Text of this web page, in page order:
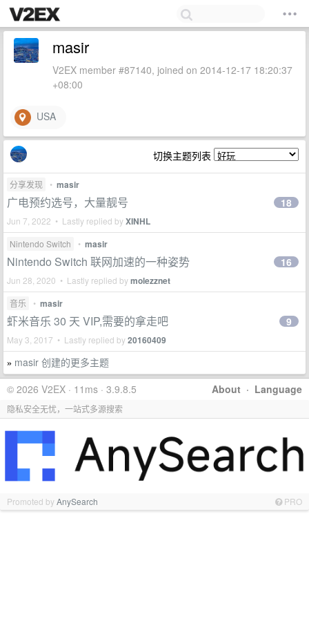
masir
V2EX member #87140, joined on 2014-12-17 18:20:37
+08:00
USA
切换主题列表
分享发现 • masir
广电预约选号，大量靓号
Jun 7, 2022 • Lastly replied byXINHL
18
Nintendo Switch • masir
Nintendo Switch 联网加速的一种姿势
Jun 28, 2020 • Lastly replied bymolezznet
16
音乐 • masir
虾米音乐 30 天 VIP,需要的拿走吧
May 3, 2017 • Lastly replied by20160409
9
» masir 创建的更多主题
About · Language
© 2026 V2EX · 11ms · 3.9.8.5
隐私安全无忧，一站式多源搜索
Promoted byAnySearch PRO